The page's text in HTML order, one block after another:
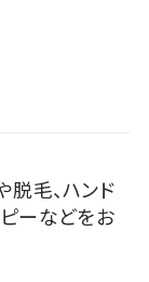
毛、ハンド
ピーなどをお